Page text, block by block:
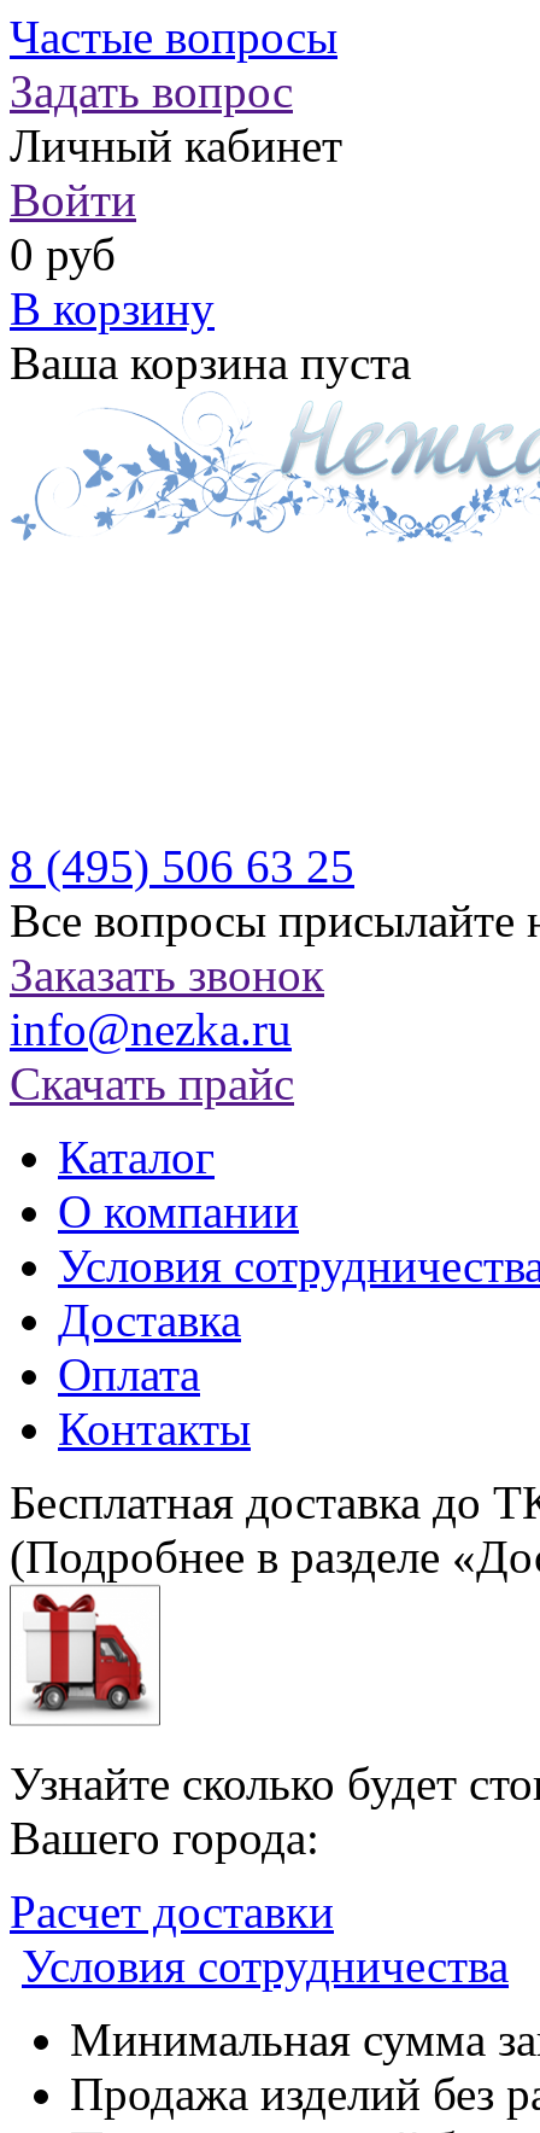
Частые вопросы
Задать вопрос
Личный кабинет
Войти
0 руб
В корзину
Ваша корзина пуста
8 (495) 506 63 25
Все вопросы присылайте
Заказать звонок
info@nezka.ru
Скачать прайс
Каталог
О компании
Условия
Доставка
Оплата
Контакты
Бесплатная доставка до
(Подробнее в разделе
Узнайте сколько будет
Вашего города:
Расчет доставки
Условия сотрудничества
Минимальная сумма
Продажа изделий без